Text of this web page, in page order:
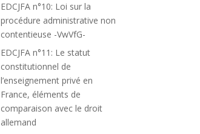
EDCJFA n°10: Loi sur la
procédure administrative non
contentieuse -VwVfG-
EDCJFA n°11: Le statut
constitutionnel de
l’enseignement privé en
France, éléments de
comparaison avec le droit
allemand